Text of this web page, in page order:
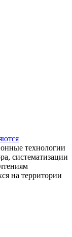
технологии
систематизации
на территории